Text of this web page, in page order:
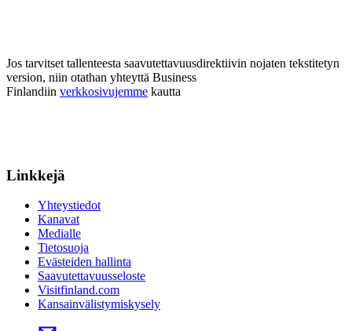
Jos tarvitset tallenteesta saavutettavuusdirektiivin nojaten tekstitetyn
version, niin otathan yhteyttä Business
Finlandiin verkkosivujemme kautta
Linkkejä
Yhteystiedot
Kanavat
Medialle
Tietosuoja
Evästeiden hallinta
Saavutettavuusseloste
Visitfinland.com
Kansainvälistymiskysely